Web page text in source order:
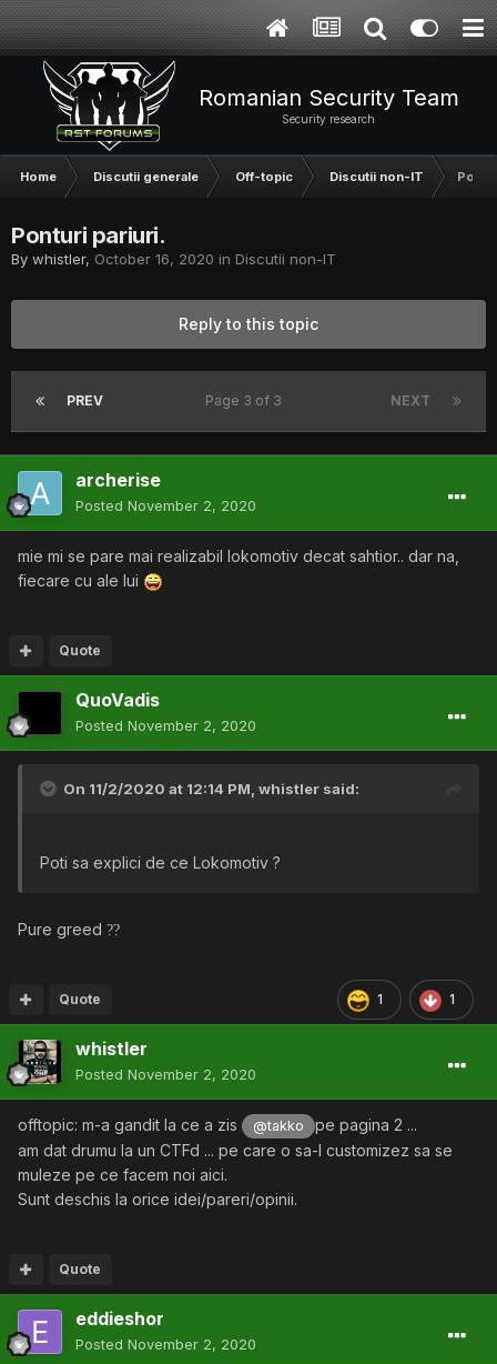
Romanian Security Team
Security research
Home Discutii generale Off-topic Discutii non-IT
Ponturi pariuri.
By whistler, October 16, 2020 in Discutii non-IT
Reply to this topic
PREV NEXT
Page 3 of 3
archerise
Posted November 2, 2020
mie mi se pare mai realizabil lokomotiv decat sahtior.. dar na,
fiecare cu ale lui
Quote
QuoVadis
Posted November 2, 2020
On 11/2/2020 at 12:14 PM, whistler said:
Poti sa explici de ce Lokomotiv ?
Pure greed ??
1 1
Quote
whistler
Posted November 2, 2020
offtopic: m-a gandit la ce a zis @takko
pe pagina 2 ...
am dat drumu la un CTFd ... pe care o sa-l customizez sa se
muleze pe ce facem noi aici.
Sunt deschis la orice idei/pareri/opinii.
Quote
eddieshor
Posted November 2, 2020